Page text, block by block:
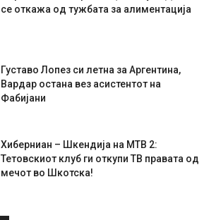
се откажа од тужбата за алиментација
Густаво Лопез си летна за Аргентина,
Вардар остана вез асистентот на
Фабијани
Хиберниан – Шкендија на МТВ 2:
Тетовскиот клуб ги откупи ТВ правата од
мечот во Шкотска!